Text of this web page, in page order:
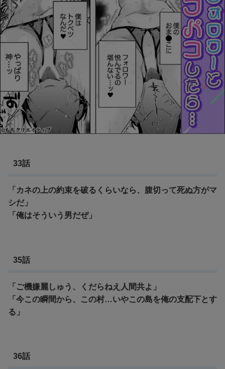
33話
「カネの上の約束を破るくらいなら、腹切って死ぬ方がマ
シだ」
「俺はそういう男だぜ」
35話
「ご機嫌麗しゅう、くだらねえ人間共よ」
「今この瞬間から、この村…いやこの島を俺の支配下とす
る」
36話